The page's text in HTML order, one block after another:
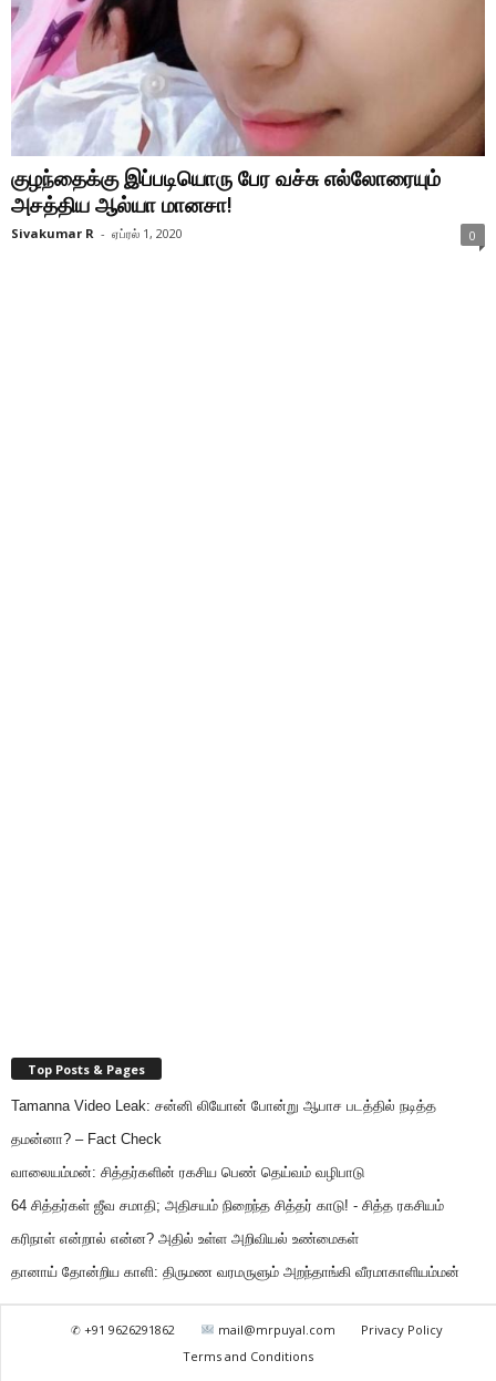
குழந்தைக்கு இப்படியொரு பேர வச்சு எல்லோரையும்
அசத்திய ஆல்யா மானசா!
Sivakumar R - ஏப்ரல் 1, 2020 0
Top Posts & Pages
Tamanna Video Leak: சன்னி லியோன் போன்று ஆபாச படத்தில் நடித்த
தமன்னா? – Fact Check
வாலையம்மன்: சித்தர்களின் ரகசிய பெண் தெய்வம் வழிபாடு
64 சித்தர்கள் ஜீவ சமாதி; அதிசயம் நிறைந்த சித்தர் காடு! - சித்த ரகசியம்
கரிநாள் என்றால் என்ன? அதில் உள்ள அறிவியல் உண்மைகள்
தானாய் தோன்றிய காளி: திருமண வரமருளும் அறந்தாங்கி வீரமாகாளியம்மன்
✆ +91 9626291862 mail@mrpuyal.com
Privacy Policy
Terms and Conditions